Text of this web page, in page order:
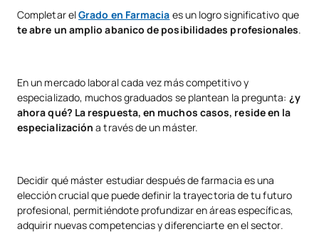
Completar elGrado en Farmacia es un logro significativo que
te abre un amplio abanico de posibilidades profesionales.
En un mercado laboral cada vez más competitivo y
especializado, muchos graduados se plantean la pregunta: ¿y
ahora qué? La respuesta, en muchos casos, reside en la
especializacióna través de un máster.
Decidir qué máster estudiar después de farmacia es una
elección crucial que puede definir la trayectoria de tu futuro
profesional, permitiéndote profundizar en áreas específicas,
adquirir nuevas competencias y diferenciarte en el sector.